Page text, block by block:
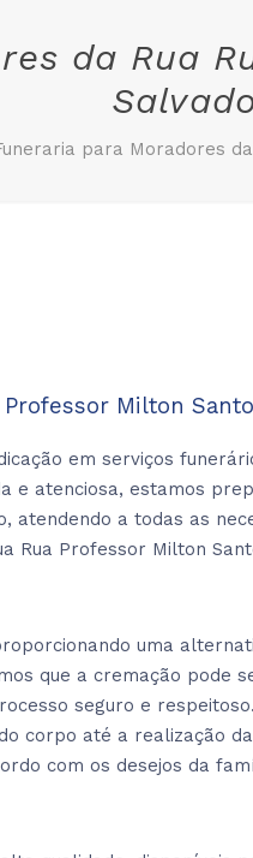
da Rua
para Moradores
Milton
em serviços
e atenciosa, estamos
atendendo a todas as
Rua Professor Milton
uma
que a cremação pode
seguro e
corpo até a realização
com os desejos da